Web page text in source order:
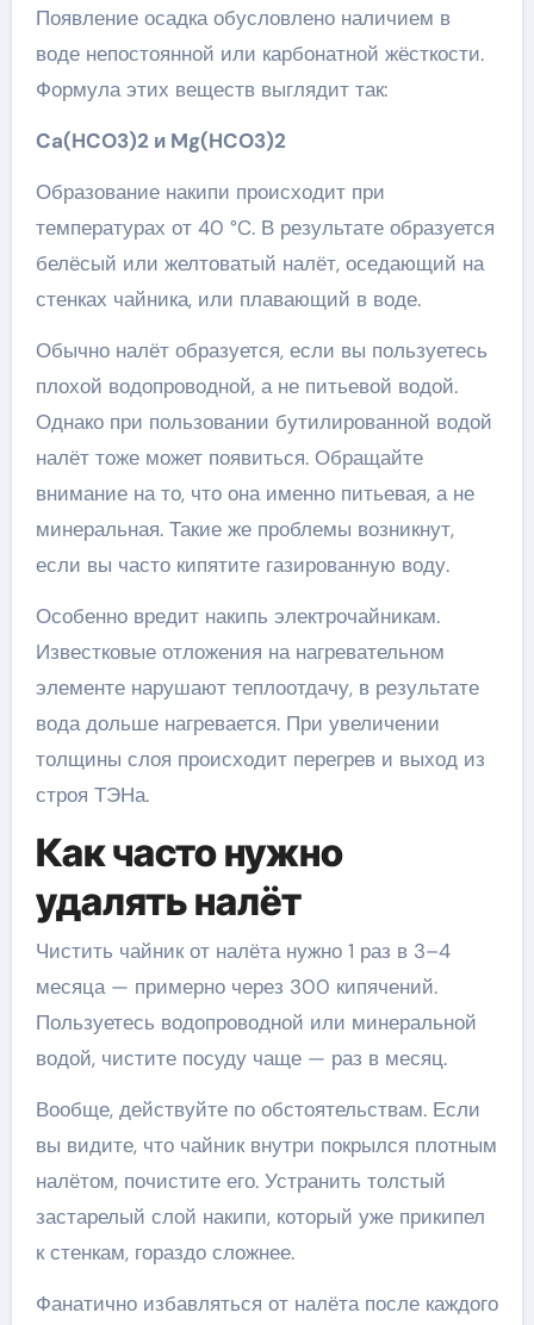
Появление осадка обусловлено наличием в
воде непостоянной или карбонатной жёсткости.
Формула этих веществ выглядит так:
Ca(HCO3)2 и Mg(HCO3)2
Образование накипи происходит при
температурах от 40 °C. В результате образуется
белёсый или желтоватый налёт, оседающий на
стенках чайника, или плавающий в воде.
Обычно налёт образуется, если вы пользуетесь
плохой водопроводной, а не питьевой водой.
Однако при пользовании бутилированной водой
налёт тоже может появиться. Обращайте
внимание на то, что она именно питьевая, а не
минеральная. Такие же проблемы возникнут,
если вы часто кипятите газированную воду.
Особенно вредит накипь электрочайникам.
Известковые отложения на нагревательном
элементе нарушают теплоотдачу, в результате
вода дольше нагревается. При увеличении
толщины слоя происходит перегрев и выход из
строя ТЭНа.
Как часто нужно
удалять налёт
Чистить чайник от налёта нужно 1 раз в 3–4
месяца — примерно через 300 кипячений.
Пользуетесь водопроводной или минеральной
водой, чистите посуду чаще — раз в месяц.
Вообще, действуйте по обстоятельствам. Если
вы видите, что чайник внутри покрылся плотным
налётом, почистите его. Устранить толстый
застарелый слой накипи, который уже прикипел
к стенкам, гораздо сложнее.
Фанатично избавляться от налёта после каждого